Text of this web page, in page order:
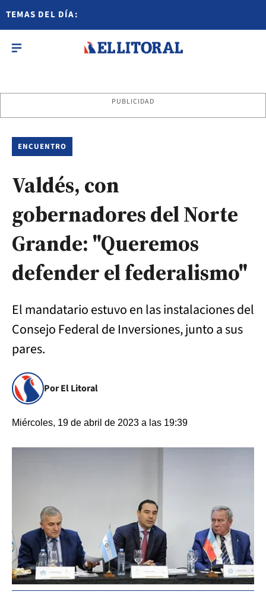
TEMAS DEL DÍA:
PUBLICIDAD
ENCUENTRO
Valdés, con
gobernadores del Norte
Grande: "Queremos
defender el federalismo"
El mandatario estuvo en las instalaciones del
Consejo Federal de Inversiones, junto a sus
pares.
Por El Litoral
Miércoles, 19 de abril de 2023 a las 19:39